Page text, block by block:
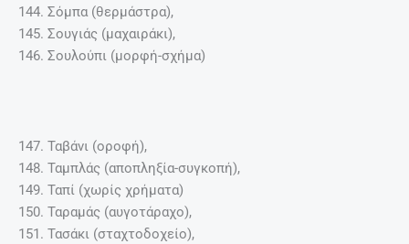
144. Σόμπα (θερμάστρα),
145. Σουγιάς (μαχαιράκι),
146. Σουλούπι (μορφή-σχήμα)
147. Ταβάνι (οροφή),
148. Ταμπλάς (αποπληξία-συγκοπή),
149. Ταπί (χωρίς χρήματα)
150. Ταραμάς (αυγοτάραχο),
151. Τασάκι (σταχτοδοχείο),